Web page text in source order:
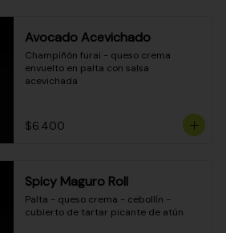
Avocado Acevichado
Champiñón furai - queso crema
envuelto en palta con salsa
acevichada
$6.400
Spicy Maguro Roll
Palta - queso crema - cebollín -
cubierto de tartar picante de atún